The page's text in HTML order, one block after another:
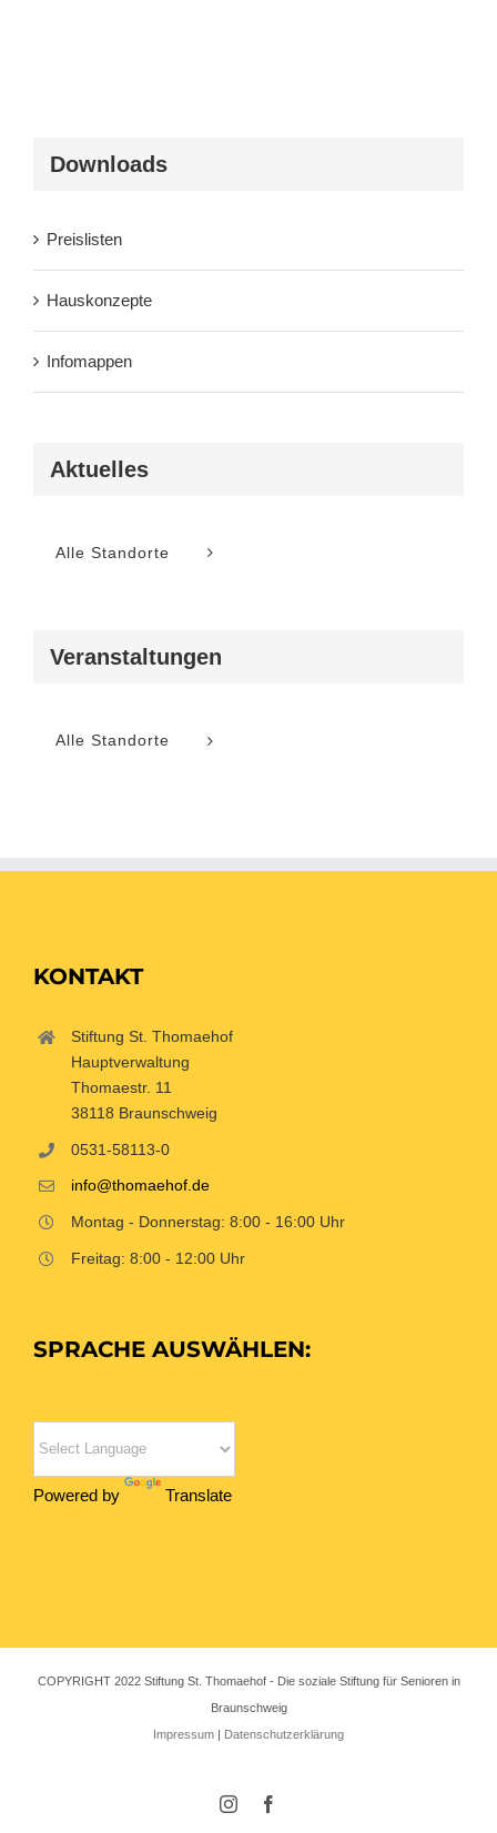
Downloads
Preislisten
Hauskonzepte
Infomappen
Aktuelles
Alle Standorte
Veranstaltungen
Alle Standorte
KONTAKT
Stiftung St. Thomaehof
Hauptverwaltung
Thomaestr. 11
38118 Braunschweig
0531-58113-0
info@thomaehof.de
Montag - Donnerstag: 8:00 - 16:00 Uhr
Freitag: 8:00 - 12:00 Uhr
SPRACHE AUSWÄHLEN:
Powered by Translate
COPYRIGHT 2022 Stiftung St. Thomaehof - Die soziale Stiftung für Senioren in
Braunschweig
Impressum | Datenschutzerklärung
Instagram